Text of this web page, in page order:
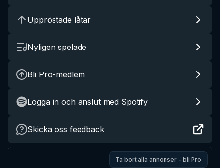
Uppröstade låtar
Nyligen spelade
Bli Pro-medlem
Logga in och anslut med Spotify
Skicka oss feedback
Ta bort alla annonser - bli Pro